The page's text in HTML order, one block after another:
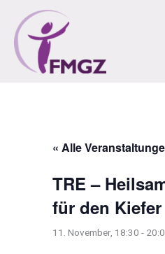
Inhalt
springen
« Alle
TRE –
für den Kiefer
11. November, 18:30 -